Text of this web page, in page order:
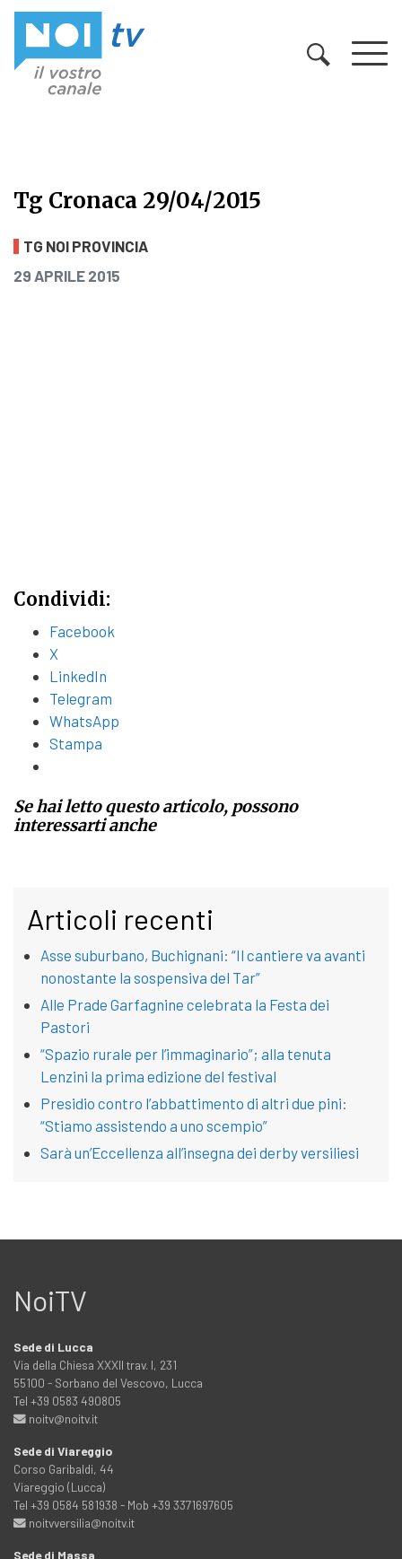
Tg Cronaca 29/04/2015
Tg Cronaca 29/04/2015
TG NOI PROVINCIA
PUBBLICATO IL
29 APRILE 2015
Condividi:
Facebook
X
LinkedIn
Telegram
WhatsApp
Stampa
Se hai letto questo articolo, possono
interessarti anche
Articoli recenti
Asse suburbano, Buchignani: “Il cantiere va avanti
nonostante la sospensiva del Tar”
Alle Prade Garfagnine celebrata la Festa dei
Pastori
“Spazio rurale per l’immaginario”; alla tenuta
Lenzini la prima edizione del festival
Presidio contro l’abbattimento di altri due pini:
“Stiamo assistendo a uno scempio”
Sarà un’Eccellenza all’insegna dei derby versiliesi
NoiTV
Sede di Lucca
Via della Chiesa XXXII trav. I, 231
55100 - Sorbano del Vescovo, Lucca
Tel +39 0583 490805
noitv@noitv.it
Sede di Viareggio
Corso Garibaldi, 44
Viareggio (Lucca)
Tel +39 0584 581938 - Mob +39 3371697605
noitvversilia@noitv.it
Sede di Massa